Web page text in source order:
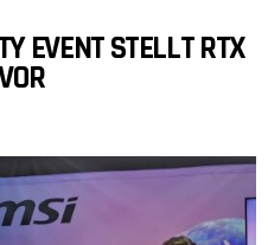
EVENT STELLT RTX